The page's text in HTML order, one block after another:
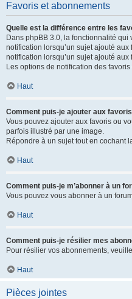
Favoris et abonnements
Quelle est la différence entre les
Dans phpBB 3.0, la fonctionnalité
notification lorsqu’un sujet ajouté
notification lorsqu’un sujet ajouté
Les options de notification des
Haut
Comment puis-je ajouter aux
Vous pouvez ajouter aux favoris ou
parfois illustré par une image.
Répondre à un sujet tout en cochant
Haut
Comment puis-je m’abonner à un
Vous pouvez vous abonner à un
Haut
Comment puis-je résilier mes
Pour résilier vos abonnements,
Haut
Pièces jointes